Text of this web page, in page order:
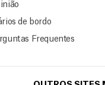
de bordo
Frequentes